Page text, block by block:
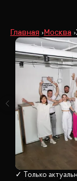
Главная Москва
✓ Только